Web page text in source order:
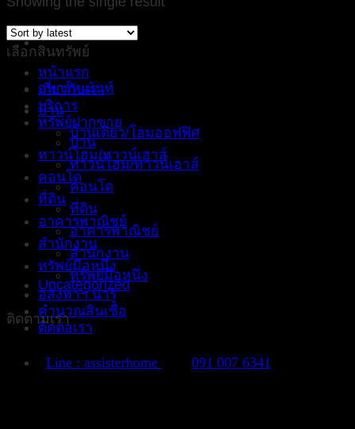
หน้าแรก
เกี่ยวกับเรา
บริการ
ทรัพย์ฝากขาย
บ้าน
ทาวน์โฮม/ทาวน์เฮาส์
คอนโด
ที่ดิน
อาคารพาณิชย์
สำนักงาน
ทรัพย์มือหนึ่ง
อสังหาฯ น่ารู้
คำนวณสินเชื่อ
ติดต่อเรา
Line : assisterhome 091 007 6341
เลือกสินทรัพย์
อพาร์ทเม้นท์
บ้าน
บ้านเดี่ยว/โฮมออฟฟิศ
ทาวน์โฮม/ทาวน์เฮาส์
คอนโด
ที่ดิน
อาคารพาณิชย์
สำนักงาน
ทรัพย์มือหนึ่ง
Uncategorized
ติดตามเรา